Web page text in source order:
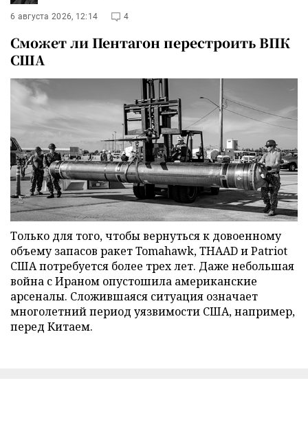
6 августа 2026, 12:14 4
Сможет ли Пентагон перестроить ВПК
США
Только для того, чтобы вернуться к довоенному
объему запасов ракет Tomahawk, THAAD и Patriot
США потребуется более трех лет. Даже небольшая
война с Ираном опустошила американские
арсеналы. Сложившаяся ситуация означает
многолетний период уязвимости США, например,
перед Китаем.